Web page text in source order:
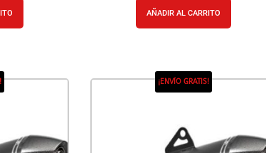
AÑADIR AL CARRITO
¡ENVÍO GRATIS!